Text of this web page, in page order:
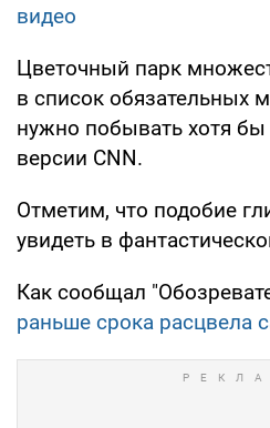
видео
Цветочный парк
в список обязательных
нужно побывать хотя
версии CNN.
Отметим, что подобие
увидеть в
Как сообщал
раньше срока расцвела